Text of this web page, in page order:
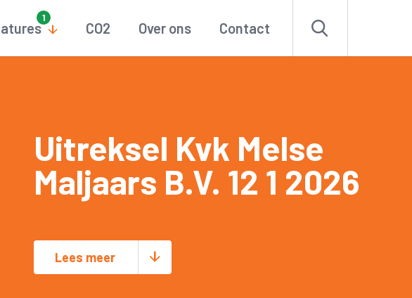
CO2 Over ons Contact
Uitreksel Kvk Melse
Maljaars B.V. 12 1 2026
Lees meer